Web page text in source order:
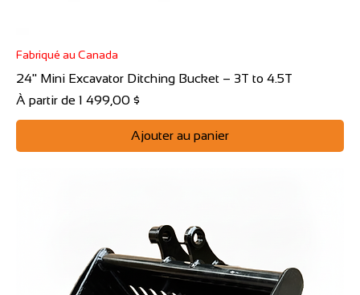
Fabriqué au Canada
24" Mini Excavator Ditching Bucket – 3T to 4.5T
À partir de 1 499,00 $
Prix promotionnel
Ajouter au panier